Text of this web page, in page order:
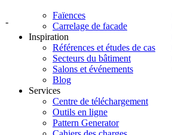
-
Faïences
Carrelage de facade
Inspiration
Références et études de cas
Secteurs du bâtiment
Salons et événements
Blog
Services
Centre de téléchargement
Outils en ligne
Pattern Generator